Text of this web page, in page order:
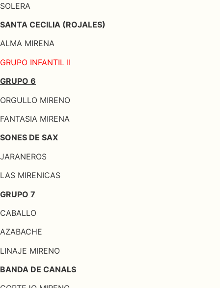
SOLERA
SANTA CECILIA (ROJALES)
ALMA MIRENA
GRUPO INFANTIL II
GRUPO 6
ORGULLO MIRENO
FANTASIA MIRENA
SONES DE SAX
JARANEROS
LAS MIRENICAS
GRUPO 7
CABALLO
AZABACHE
LINAJE MIRENO
BANDA DE CANALS